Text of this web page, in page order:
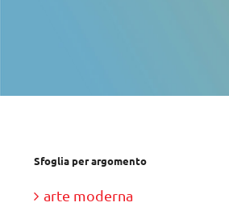
Sfoglia per argomento
arte moderna